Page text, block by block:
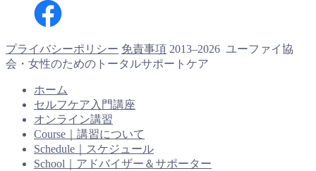
プライバシーポリシー 免責事項 2013–2026 ユーファイ協
会・女性のためのトータルサポートケア
ホーム
セルフケア入門講座
オンライン講習
Course｜講習について
Schedule｜スケジュール
School｜アドバイザー＆サポーター